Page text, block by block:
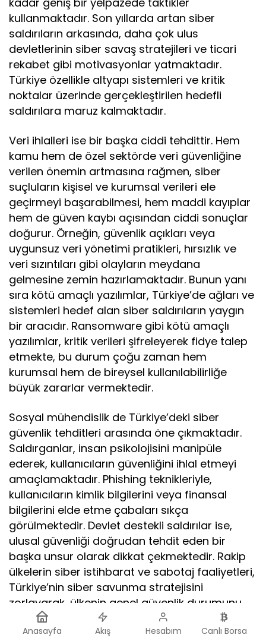
kullanmaktadır. Son yıllarda artan siber
saldırıların arkasında, daha çok ulus
devletlerinin siber savaş stratejileri ve ticari
rekabet gibi motivasyonlar yatmaktadır.
Türkiye özellikle altyapı sistemleri ve kritik
noktalar üzerinde gerçekleştirilen hedefli
saldırılara maruz kalmaktadır.
Veri ihlalleri ise bir başka ciddi tehdittir. Hem
kamu hem de özel sektörde veri güvenliğine
verilen önemin artmasına rağmen, siber
suçluların kişisel ve kurumsal verileri ele
geçirmeyi başarabilmesi, hem maddi kayıplar
hem de güven kaybı açısından ciddi sonuçlar
doğurur. Örneğin, güvenlik açıkları veya
uygunsuz veri yönetimi pratikleri, hırsızlık ve
veri sızıntıları gibi olayların meydana
gelmesine zemin hazırlamaktadır. Bunun yanı
sıra kötü amaçlı yazılımlar, Türkiye’de ağları ve
sistemleri hedef alan siber saldırıların yaygın
bir aracıdır. Ransomware gibi kötü amaçlı
yazılımlar, kritik verileri şifreleyerek fidye talep
etmekte, bu durum çoğu zaman hem
kurumsal hem de bireysel kullanılabilirliğe
büyük zararlar vermektedir.
Sosyal mühendislik de Türkiye’deki siber
güvenlik tehditleri arasında öne çıkmaktadır.
Saldırganlar, insan psikolojisini manipüle
ederek, kullanıcıların güvenliğini ihlal etmeyi
amaçlamaktadır. Phishing teknikleriyle,
kullanıcıların kimlik bilgilerini veya finansal
bilgilerini elde etme çabaları sıkça
görülmektedir. Devlet destekli saldırılar ise,
ulusal güvenliği doğrudan tehdit eden bir
başka unsur olarak dikkat çekmektedir. Rakip
ülkelerin siber istihbarat ve sabotaj faaliyetleri,
Türkiye’nin siber savunma stratejisini
zorlayarak, ülkenin genel güvenlik durumunu
etkilemektedir. Cyber güvenlik alanındaki bu
tehditlerin bilinçli bir şekilde ele alınması,
Anasayfa Akış Hesabım Canlı Borsa